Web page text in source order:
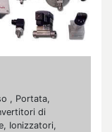
, Portata,
di
Ionizzatori,